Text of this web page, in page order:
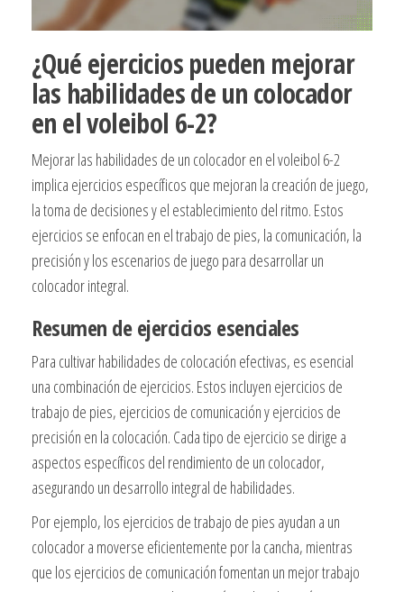
¿Qué ejercicios pueden mejorar
las habilidades de un colocador
en el voleibol 6-2?
Mejorar las habilidades de un colocador en el voleibol 6-2
implica ejercicios específicos que mejoran la creación de juego,
la toma de decisiones y el establecimiento del ritmo. Estos
ejercicios se enfocan en el trabajo de pies, la comunicación, la
precisión y los escenarios de juego para desarrollar un
colocador integral.
Resumen de ejercicios esenciales
Para cultivar habilidades de colocación efectivas, es esencial
una combinación de ejercicios. Estos incluyen ejercicios de
trabajo de pies, ejercicios de comunicación y ejercicios de
precisión en la colocación. Cada tipo de ejercicio se dirige a
aspectos específicos del rendimiento de un colocador,
asegurando un desarrollo integral de habilidades.
Por ejemplo, los ejercicios de trabajo de pies ayudan a un
colocador a moverse eficientemente por la cancha, mientras
que los ejercicios de comunicación fomentan un mejor trabajo